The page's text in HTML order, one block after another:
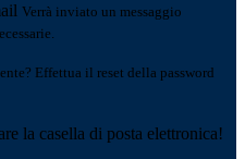
Verrà inviato un messaggio
Effettua il reset della password
la casella di posta elettronica!